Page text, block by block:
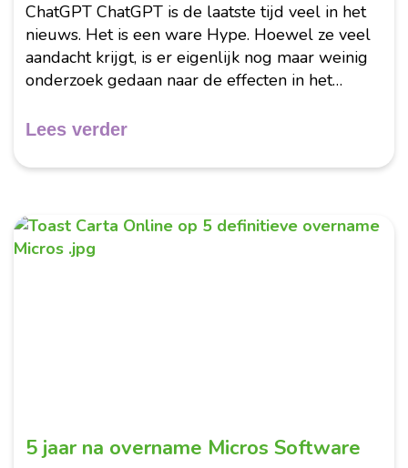
ChatGPT ChatGPT is de laatste tijd veel in het
nieuws. Het is een ware Hype. Hoewel ze veel
aandacht krijgt, is er eigenlijk nog maar weinig
onderzoek gedaan naar de effecten in het
Lees verder
5 jaar na overname Micros Software